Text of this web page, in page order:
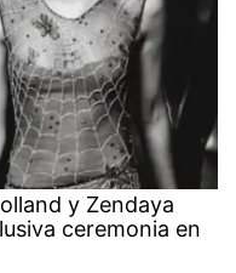
y Zendaya
ceremonia en